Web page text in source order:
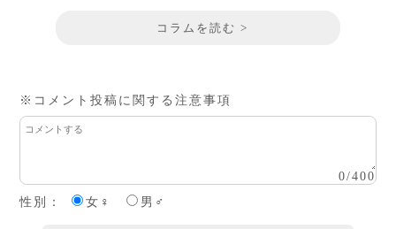
コラムを読む >
※コメント投稿に関する注意事項
0/400
性別：
女♀ 男♂